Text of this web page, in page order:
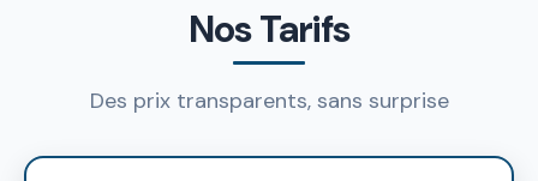
Nos Tarifs
Des prix transparents, sans surprise